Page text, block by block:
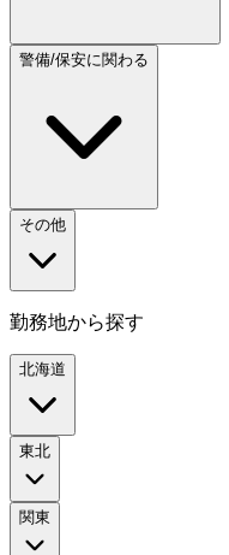
警備/保安に関わる
その他
勤務地から探す
北海道
東北
関東